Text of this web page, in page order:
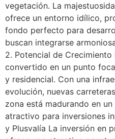
vegetación. La
ofrece un entorno idílico,
fondo perfecto para
buscan integrarse
2. Potencial de
convertido en un punto
y residencial. Con una
evolución, nuevas
zona está madurando en
atractivo para inversiones
y Plusvalía La inversión en